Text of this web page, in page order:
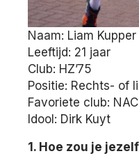
Naam: Liam Kupper
Leeftijd: 21 jaar
Club: HZ’75
Positie: Rechts- of
Favoriete club:
Idool: Dirk Kuyt
1. Hoe zou je